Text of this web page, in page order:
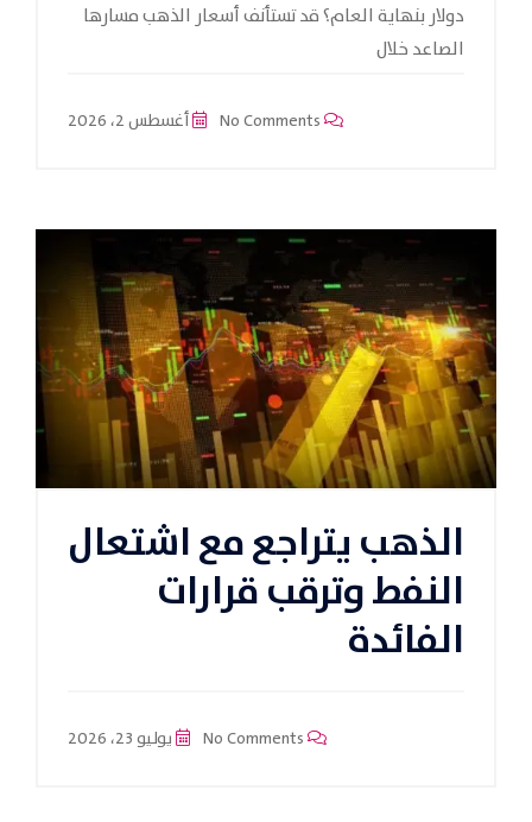
دولار بنهاية العام؟ قد تستأنف أسعار الذهب مسارها
الصاعد خلال
أغسطس 2، 2026
الذهب يتراجع مع اشتعال
النفط وترقب قرارات
الفائدة
يوليو 23، 2026